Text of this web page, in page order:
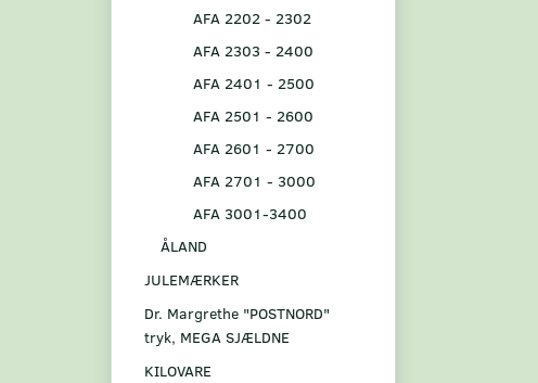
AFA 2202 - 2302
AFA 2303 - 2400
AFA 2401 - 2500
AFA 2501 - 2600
AFA 2601 - 2700
AFA 2701 - 3000
AFA 3001-3400
ÅLAND
JULEMÆRKER
Dr. Margrethe "POSTNORD"
tryk, MEGA SJÆLDNE
KILOVARE